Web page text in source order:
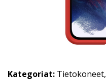
Kategoriat: Tietokoneet,